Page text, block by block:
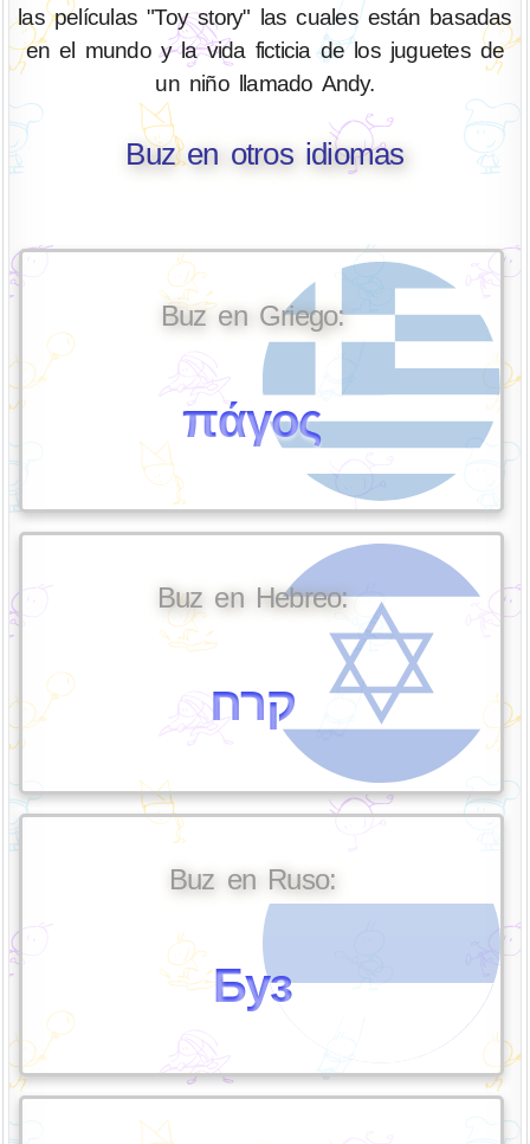
las películas "Toy story" las cuales están basadas
en el mundo y la vida ficticia de los juguetes de
un niño llamado Andy.
Buz en otros idiomas
Buz en Griego:
πάγος
Buz en Hebreo:
קרח
Buz en Ruso:
Буз